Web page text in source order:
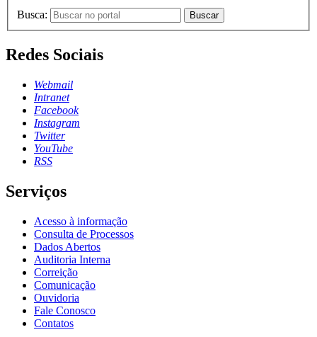
Busca: Buscar
Redes Sociais
Webmail
Intranet
Facebook
Instagram
Twitter
YouTube
RSS
Serviços
Acesso à informação
Consulta de Processos
Dados Abertos
Auditoria Interna
Correição
Comunicação
Ouvidoria
Fale Conosco
Contatos